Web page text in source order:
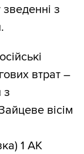
з
втрат –
з
вісім
1 АК